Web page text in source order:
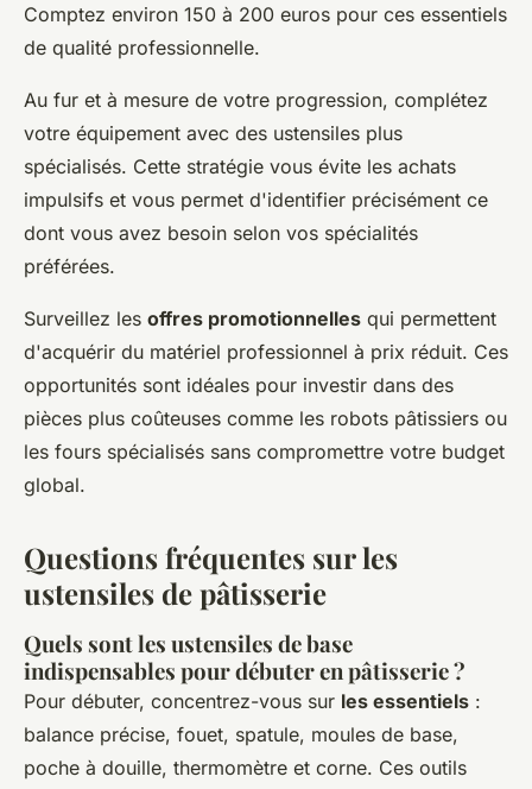
Comptez environ 150 à 200 euros pour ces essentiels
de qualité professionnelle.
Au fur et à mesure de votre progression, complétez
votre équipement avec des ustensiles plus
spécialisés. Cette stratégie vous évite les achats
impulsifs et vous permet d'identifier précisément ce
dont vous avez besoin selon vos spécialités
préférées.
Surveillez les offres promotionnelles qui permettent
d'acquérir du matériel professionnel à prix réduit. Ces
opportunités sont idéales pour investir dans des
pièces plus coûteuses comme les robots pâtissiers ou
les fours spécialisés sans compromettre votre budget
global.
Questions fréquentes sur les
ustensiles de pâtisserie
Quels sont les ustensiles de base
indispensables pour débuter en pâtisserie ?
Pour débuter, concentrez-vous sur les essentiels :
balance précise, fouet, spatule, moules de base,
poche à douille, thermomètre et corne. Ces outils